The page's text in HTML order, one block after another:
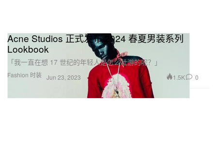
Fashion 时装
Acne Studios 正式发布 2024 春夏男装系列
Lookbook
「我一直在想 17 世纪的年轻人是怎么壮游的呢？」
Jun 23, 2023 1.5K 0